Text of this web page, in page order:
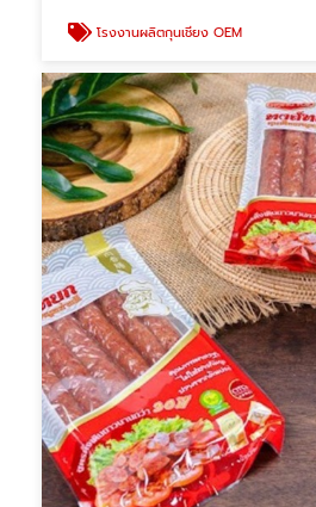
โรงงานผลิตกุนเชียง OEM